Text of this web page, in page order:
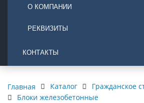
О КОМПАНИИ
РЕКВИЗИТЫ
КОНТАКТЫ
Главная Каталог
Гражданское
Блоки железобетонные